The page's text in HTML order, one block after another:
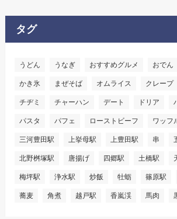
タグ
うどん うなぎ おすすめグルメ おでん
かき氷 まぜそば オムライス クレープ
チヂミ チャーハン デート ドリア
パスタ パフェ ローストビーフ ワッフ
三河豊田駅 上挙母駅 上豊田駅 串
北野桝塚駅 唐揚げ 四郷駅 土橋駅
梅坪駅 浄水駅 炒飯 牡蛎 篠原駅
蕎麦 角煮 越戸駅 香嵐渓 馬肉